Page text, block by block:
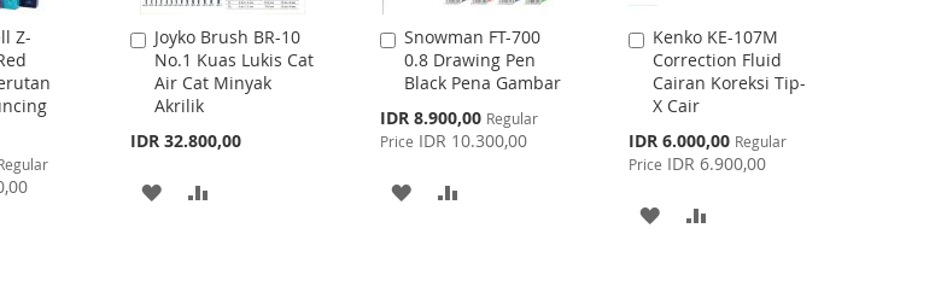
Z-
Joyko Brush BR-10
No.1 Kuas Lukis Cat
Air Cat Minyak
Akrilik
IDR 32.800,00
Add
to
Cart
ADD
Snowman FT-700
0.8 Drawing Pen
Black Pena Gambar
Special
Price
IDR 8.900,00 Regular
Price IDR 10.300,00
Add
to
Cart
ADD
Kenko KE-107M
Correction Fluid
Cairan Koreksi Tip-
X Cair
Special
Price
IDR 6.000,00 Regular
Price IDR 6.900,00
Add
to
Cart
ADD